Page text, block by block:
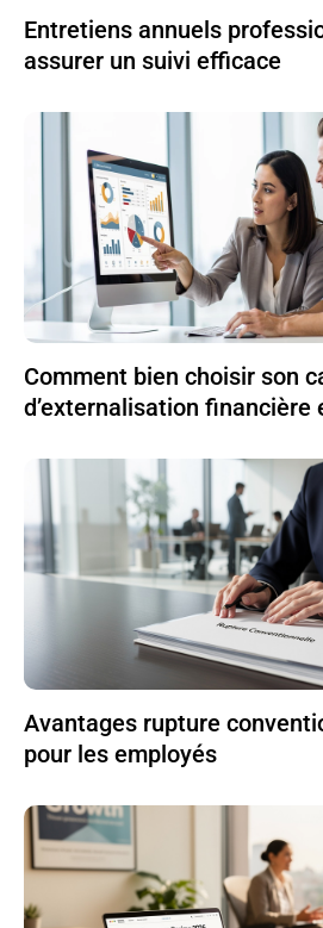
Entretiens annuels
assurer un suivi efficace
Comment bien choisir son
d’externalisation financière
Avantages rupture
pour les employés